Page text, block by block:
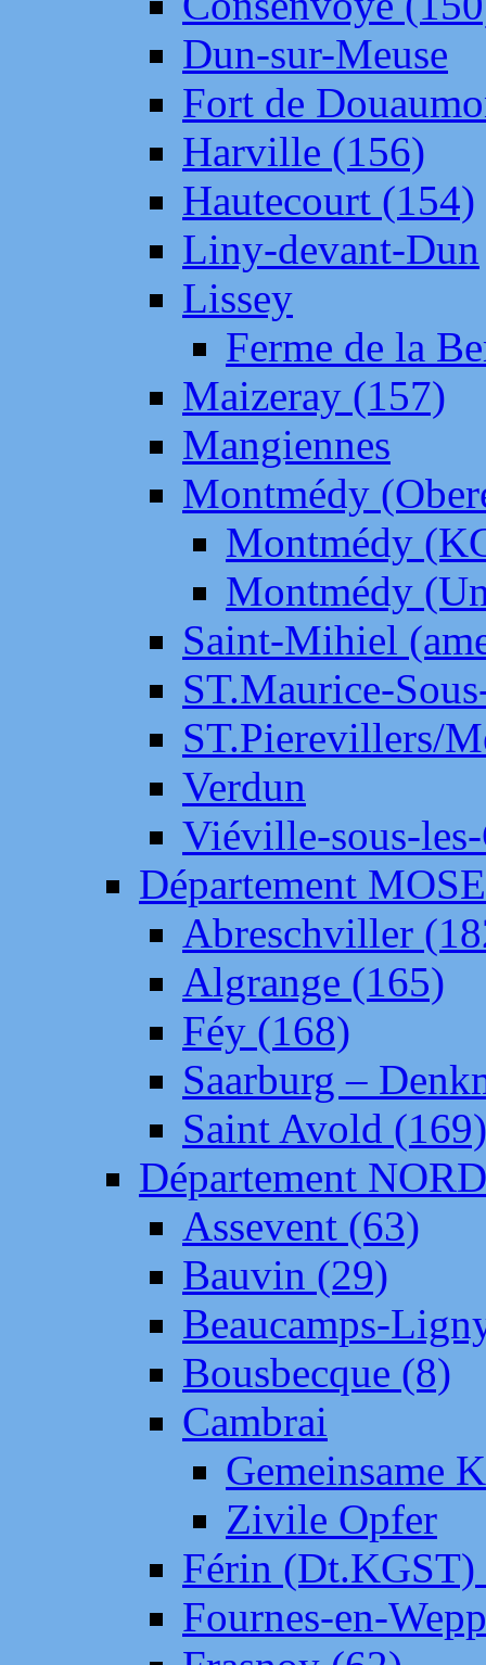
Dun-sur-Meuse
Fort de
Harville (156)
Hautecourt (154)
Liny-devant-Dun
Lissey
Ferme de la
Maizeray (157)
Mangiennes
Montmédy
Montmédy
Montmédy
Saint-Mihiel
ST.Maurice-
ST.Pierevillers/
Verdun
Viéville-sous-
Département
Abreschviller
Algrange (165)
Féy (168)
Saarburg –
Saint Avold (169)
Département NORD
Assevent (63)
Bauvin (29)
Beaucamps-
Bousbecque (8)
Cambrai
Gemeinsame
Zivile Opfer
Férin (Dt.KGST)
Fournes-en-